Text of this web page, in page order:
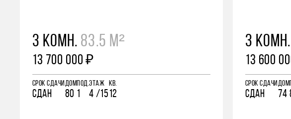
3 КОМН. 83.5 М²
13 700 000 ₽
СРОК СДАЧИ
СДАН
ДОМ
80
ПОД.
1
ЭТАЖ
4 /15
КВ.
12
3 КОМН.
13 600
СРОК СДАЧИ
СДАН
ДОМ
74